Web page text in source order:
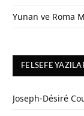
Yunan ve Roma
FELSEFE
Joseph-Désiré